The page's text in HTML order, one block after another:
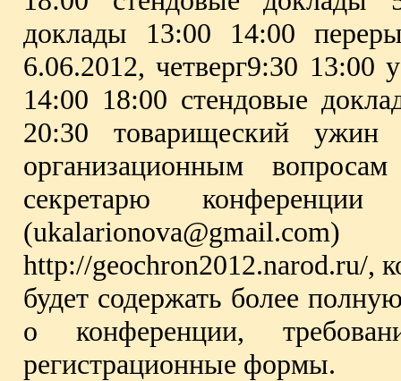
доклады 13:00 14:00
6.06.2012, четверг9:30
14:00 18:00 стендовые
20:30 товарищеский
организационным
секретарю
http://geochron2012.narod.ru/,
будет содержать более
о конференции,
регистрационные формы.